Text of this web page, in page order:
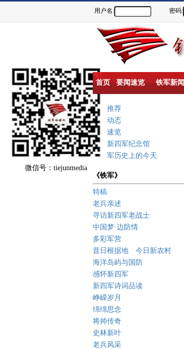
微信号：tiejunmedia
用户名: 密码:
首页 要闻速览 铁军新闻
重点推荐
新闻动态
要闻速览
盐城新四军纪念馆
新四军历史上的今天
《铁军》
特稿
老兵亲述
寻访新四军老战士
中国梦·边防情
多彩军营
昔日根据地 今日新农村
海洋岛屿与国防
感怀新四军
新四军诗词品读
峥嵘岁月
绵绵思念
将帅传奇
史林新叶
老兵风采